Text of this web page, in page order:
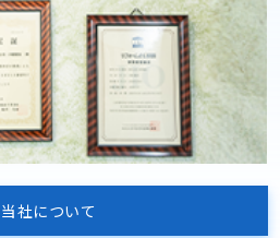
当社について